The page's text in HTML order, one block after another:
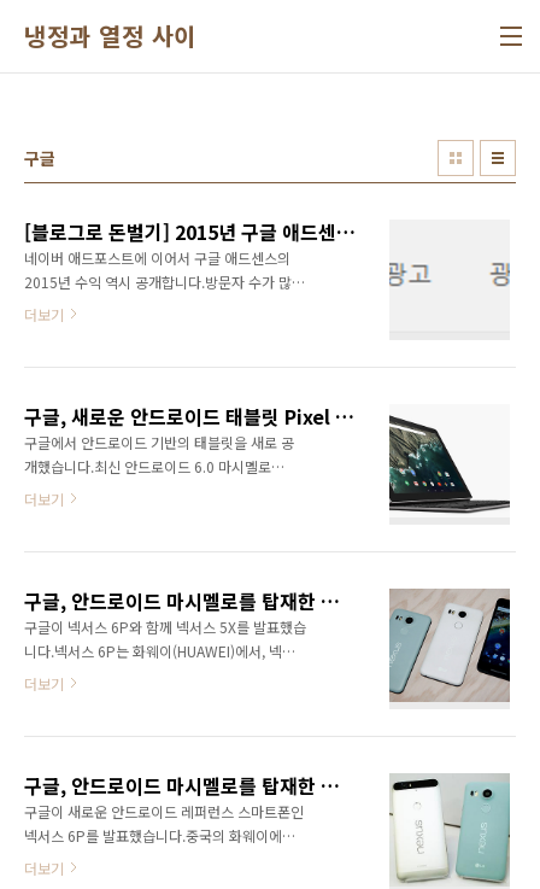
냉정과 열정 사이
구글
[블로그로 돈벌기] 2015년 구글 애드센스 수익 결산
네이버 애드포스트에 이어서 구글 애드센스의
2015년 수익 역시 공개합니다.방문자 수가 많지
않기 때문에 아무래도 수익이 크지는 않습니다.
앱이 지원되기 때문에 앱 설치를 통해서 쉽게 어
디서든 확인이 가능합니다.애드센스 앱은 아래
링크를 통해서 다운로드하면 됩니
다.https://itunes.apple.com/us/app/google-
mt=8https://play.google.com/store/apps/details?
더보기
구글, 새로운 안드로이드 태블릿 Pixel C 발표
구글에서 안드로이드 기반의 태블릿을 새로 공
개했습니다.최신 안드로이드 6.0 마시멜로
(Marshmallow)를 탑재한 Pixel C입니다.10.2
C의 전체적인 사양은 다음과 같습니다.칩셋
NVIDIA Tegra X1 디스플레이 10.2인치, 2560
1880, 308ppi OS Android
6.0(Marshmallow) RAM 3GB 메모리 32GB,
이 아쉽습니다.USB Type-C를 통해서 충전 및
64GB $599입니다...
더보기
구글, 안드로이드 마시멜로를 탑재한 넥서스 5X 발표 및 사양 공개
구글이 넥서스 6P와 함께 넥서스 5X를 발표했습
니다.넥서스 6P는 화웨이(HUAWEI)에서, 넥서
스 5X는 LG에서 제조를 했습니다.안드로이드 최
가 있습니다.넥서스 5X의 전체적인 사양은 다음
과 같습니다.칩셋 Qualcomm MSM8992
Snapdragon 808 디스플레이 5.2인치, 1920
x 1080, 424ppi OS Android
더보기
구글, 안드로이드 마시멜로를 탑재한 넥서스 6P 발표 및 사양 공개
구글이 새로운 안드로이드 레퍼런스 스마트폰인
넥서스 6P를 발표했습니다.중국의 화웨이에서
제조한 레퍼런스 스마트폰입니다.안드로이드 최
더보기